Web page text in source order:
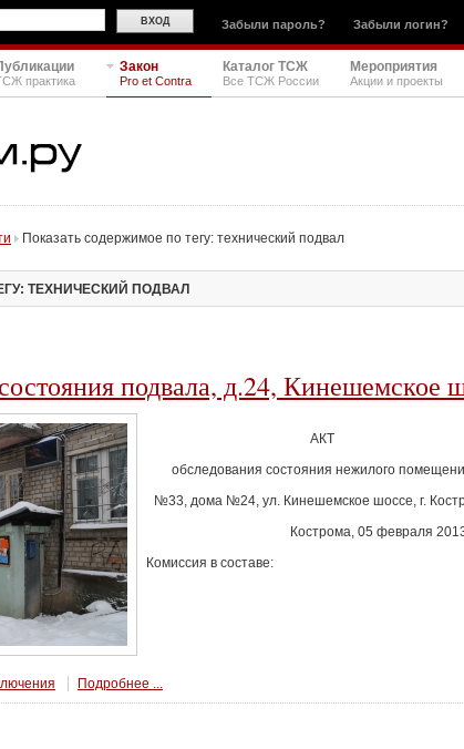
Забыли пароль? Забыли логин?
практика
Закон
Pro et Contra
Каталог ТСЖ
Все ТСЖ России
Мероприятия
Акции и проекты
Показать содержимое по тегу: технический подвал
ТЕХНИЧЕСКИЙ ПОДВАЛ
подвала, д.24, Кинешемское
АКТ
обследования состояния нежилого
№33, дома №24, ул. Кинешемское шоссе, г.
Кострома, 05 февраля
Комиссия в составе:
Подробнее ...